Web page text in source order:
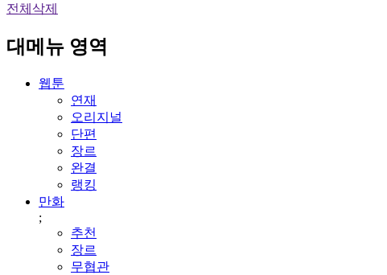
전체삭제
대메뉴 영역
웹툰
연재
오리지널
단편
장르
완결
랭킹
만화
;
추천
장르
무협관